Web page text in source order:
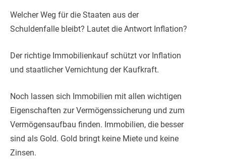
Welcher Weg für die Staaten aus der
Schuldenfalle bleibt? Lautet die Antwort Inflation?
Der richtige Immobilienkauf schützt vor Inflation
und staatlicher Vernichtung der Kaufkraft.
Noch lassen sich Immobilien mit allen wichtigen
Eigenschaften zur Vermögenssicherung und zum
Vermögensaufbau finden. Immobilien, die besser
sind als Gold. Gold bringt keine Miete und keine
Zinsen.